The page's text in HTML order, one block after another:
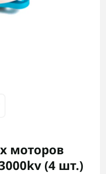
моторов
(4 шт.)